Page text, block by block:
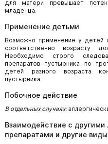
для матери превышает
младенца.
Применение детьми
Возможно применение у детей
соответственно возрасту
Необходимо строго
препаратов пустырника по
детей разного возраста
пустырника.
Побочное действие
В отдельных случаях:
Взаимодействие с
препаратами и другие